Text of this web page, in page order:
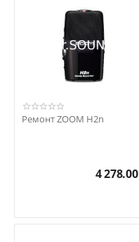
Ремонт ZOOM H2n
4 278.00